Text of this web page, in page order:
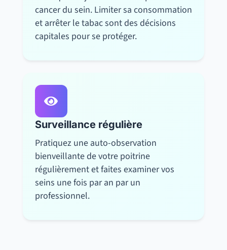
cancer du sein. Limiter sa consommation
et arrêter le tabac sont des décisions
capitales pour se protéger.

Surveillance régulière
Pratiquez une auto-observation
bienveillante de votre poitrine
régulièrement et faites examiner vos
seins une fois par an par un
professionnel.